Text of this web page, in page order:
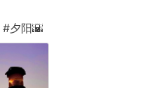
#夕阳🌇